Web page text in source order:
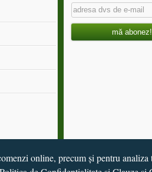
mă abonez!
online, precum și pentru